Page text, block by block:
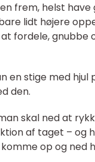
frem, helst
lidt højere
fordele, gnubbe
stige med hjul
den.
skal ned at
af taget – og
op og ned